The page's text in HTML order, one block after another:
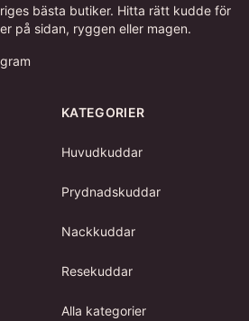
bästa butiker. Hitta rätt kudde för
på sidan, ryggen eller magen.
KATEGORIER
Huvudkuddar
Prydnadskuddar
Nackkuddar
Resekuddar
Alla kategorier